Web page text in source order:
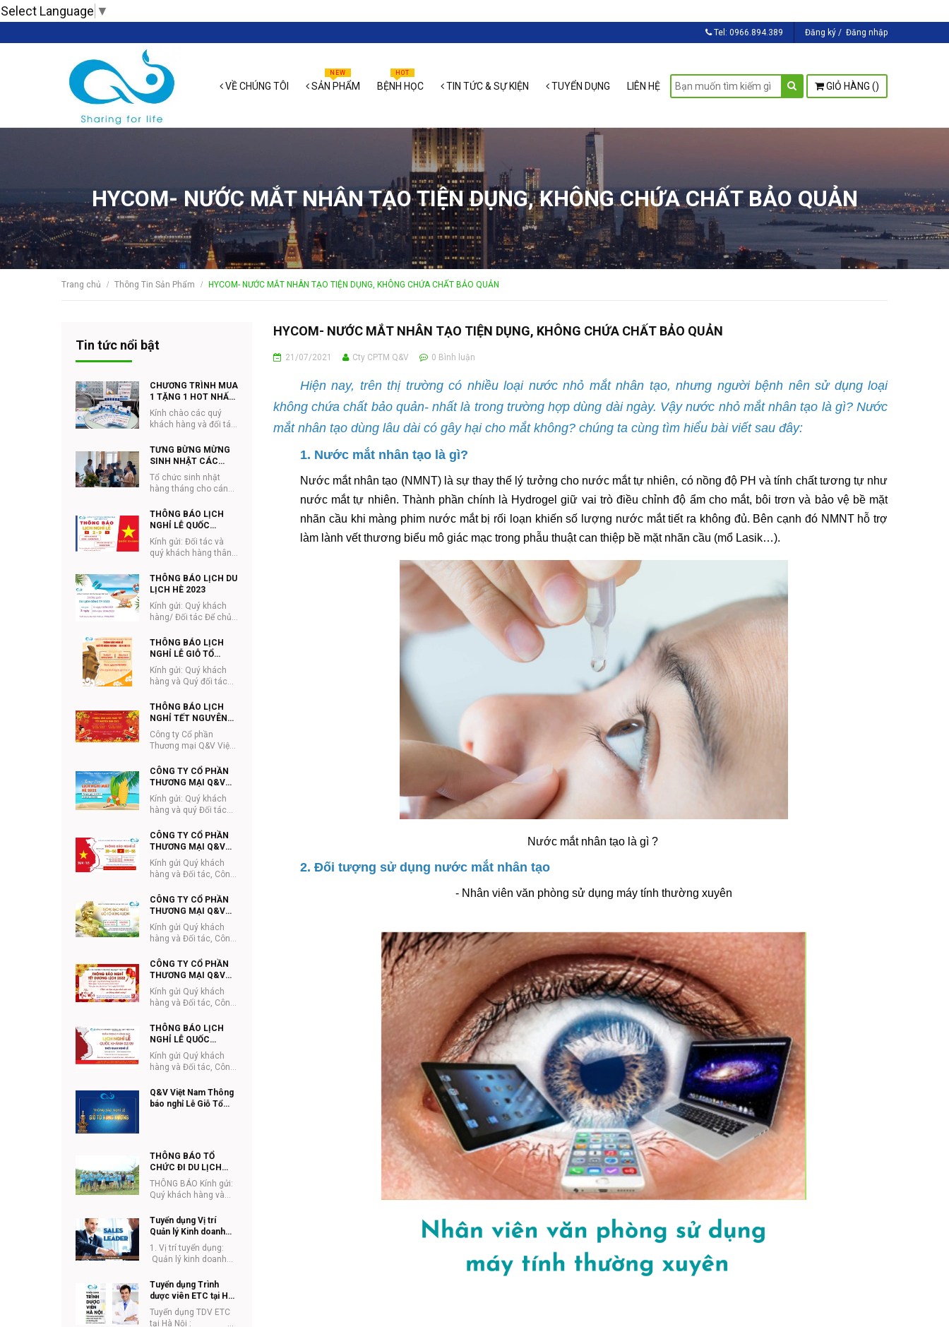
Select Language ▼
Đăng ký / Đăng nhập
Tel: 0966.894.389
VỀ CHÚNG TÔI
NEW
SẢN PHẨM
HOT
BỆNH HỌC TIN TỨC & SỰ KIỆN TUYỂN DỤNG LIÊN HỆ GIỎ HÀNG ()
HYCOM- NƯỚC MẮT NHÂN TẠO TIỆN DỤNG, KHÔNG CHỨA CHẤT BẢO QUẢN
Trang chủ / Thông Tin Sản Phẩm / HYCOM- NƯỚC MẮT NHÂN TẠO TIỆN DỤNG, KHÔNG CHỨA CHẤT BẢO QUẢN
HYCOM- NƯỚC MẮT NHÂN TẠO TIỆN DỤNG, KHÔNG CHỨA CHẤT BẢO QUẢN
21/07/2021 Cty CPTM Q&V 0 Bình luận
Hiện nay, trên thị trường có nhiều loại nước nhỏ mắt nhân tạo, nhưng người bệnh nên sử dụng loại
không chứa chất bảo quản- nhất là trong trường hợp dùng dài ngày. Vậy nước nhỏ mắt nhân tạo là gì? Nước
mắt nhân tạo dùng lâu dài có gây hại cho mắt không? chúng ta cùng tìm hiểu bài viết sau đây:
1. Nước mắt nhân tạo là gì?
Nước mắt nhân tạo (NMNT) là sự thay thế lý tưởng cho nước mắt tự nhiên, có nồng độ PH và tính chất tương tự như
nước mắt tự nhiên. Thành phần chính là Hydrogel giữ vai trò điều chỉnh độ ẩm cho mắt, bôi trơn và bảo vệ bề mặt
nhãn cầu khi màng phim nước mắt bị rối loạn khiến số lượng nước mắt tiết ra không đủ. Bên cạnh đó NMNT hỗ trợ
làm lành vết thương biểu mô giác mạc trong phẫu thuật can thiệp bề mặt nhãn cầu (mổ Lasik…).
Nước mắt nhân tạo là gì ?
2. Đối tượng sử dụng nước mắt nhân tạo
- Nhân viên văn phòng sử dụng máy tính thường xuyên
Tin tức nổi bật
CHƯƠNG TRÌNH MUA
1 TẶNG 1 HOT NHẤT
NĂM CỦA Q&V
Kính chào các quý
khách hàng và đối tác
Nhằm hưởng ứng
tháng #NHÃN_KHOA
TƯNG BỪNG MỪNG
SINH NHẬT CÁC
THÀNH VIÊN Q&V
THÁNG 8
Tổ chức sinh nhật
hàng tháng cho cán
viên Q&V đã trở thành
một nét đẹp...
THÔNG BÁO LỊCH
NGHỈ LỄ QUỐC
KHÁNH 2/9
Kính gửi: Đối tác và
quý khách hàng thân
cho việc giao hàng,
đặt hàng được tiệ...
THÔNG BÁO LỊCH DU
LỊCH HÈ 2023
Kính gửi: Quý khách
hàng/ Đối tác Để chủ
đặt hàng giao hàng
Công ty Cổ phần ...
THÔNG BÁO LỊCH
NGHỈ LỄ GIỖ TỔ
HÙNG VƯƠNG VÀ
30/4-1/5 NĂM 2023
Kính gửi: Quý khách
hàng và Quý đối tác
Thương mại Q&V Việt
Nam thông báo lịc...
THÔNG BÁO LỊCH
NGHỈ TẾT NGUYÊN
ĐÁN 2023
Công ty Cổ phần
Thương mại Q&V Việt
khách hàng và quý đối
tác
CÔNG TY CỔ PHẦN
THƯƠNG MẠI Q&V
VIỆT NAM THÔNG
BÁO LỊCH NGHỈ HÈ
2022
Kính gửi: Quý khách
hàng và quý Đối tác
mại Q&V Việt Nam gửi
lịch thông báo...
CÔNG TY CỔ PHẦN
THƯƠNG MẠI Q&V
VIỆT NAM THÔNG
BÁO LỊCH NGHỈ LỄ
30/4-1/5
Kính gửi Quý khách
hàng và Đối tác, Công
mại Q&V Việt Nam
trân trọng thông ...
CÔNG TY CỔ PHẦN
THƯƠNG MẠI Q&V
VIỆT NAM THÔNG
BÁO LỊCH NGHỈ LỄ
GIỖ TỔ HÙNG VƯƠNG
10/3
Kính gửi Quý khách
hàng và Đối tác, Công
mại Q&V Việt Nam
trân trọng thông...
CÔNG TY CỔ PHẦN
THƯƠNG MẠI Q&V
VIỆT NAM THÔNG
BÁO LỊCH NGHỈ TẾT
DƯƠNG LỊCH
Kính gửi Quý khách
hàng và Đối tác, Công
mại Q&V Việt Nam
trân trọng thông ...
THÔNG BÁO LỊCH
NGHỈ LỄ QUỐC
KHÁNH 2/9/2021
Kính gửi Quý khách
hàng và Đối tác, Công
mại Q&V Việt Nam
trân trọng thông ...
Q&V Việt Nam Thông
báo nghỉ Lễ Giỗ Tổ
lao động (01/5) năm
2021
THÔNG BÁO TỔ
CHỨC ĐI DU LỊCH
CHO CBNV 2021
THÔNG BÁO Kính gửi:
Quý khách hàng và
Q&V Việt Nam. Công ty
CPTM Q&V...
Tuyển dụng Vị trí
Quản lý Kinh doanh
ETC tại Hà Nội
1. Vị trí tuyển dụng:
Quản lý kinh doanh
tả công việc: v Phát
triển t...
Tuyển dụng Trình
dược viên ETC tại Hà
Nội
Tuyển dụng TDV ETC
tại Hà Nội :